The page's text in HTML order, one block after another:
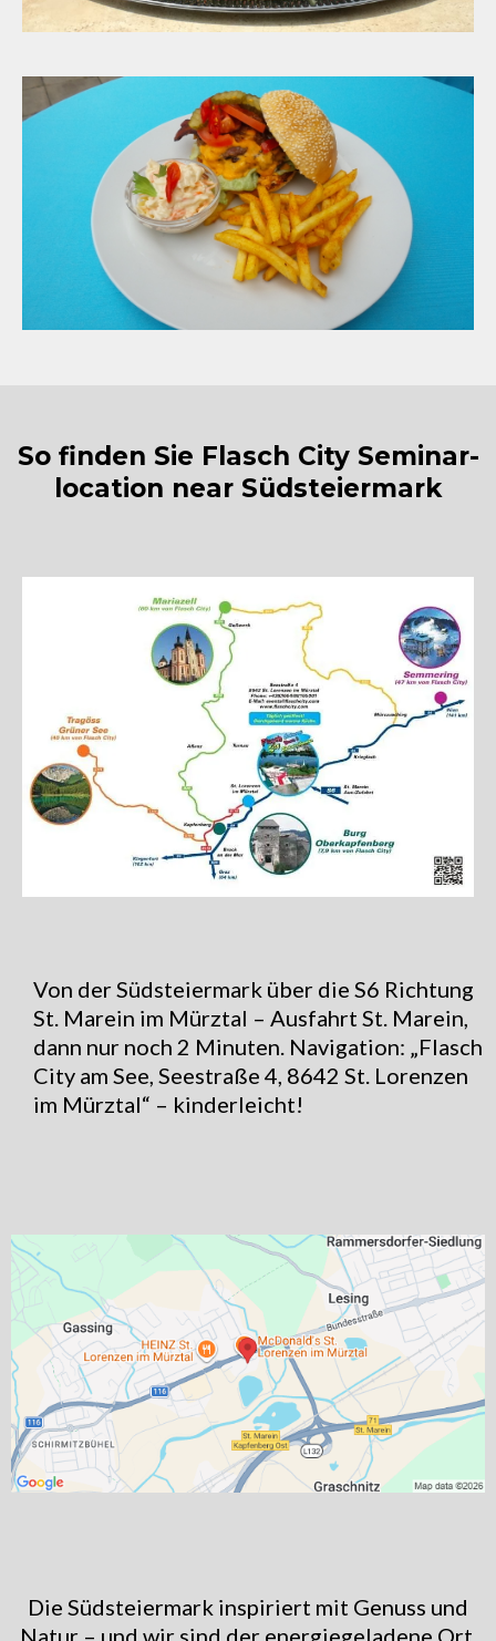
So finden Sie Flasch City Seminar-
location near Südsteiermark
Von der Südsteiermark über die S6 Richtung
St. Marein im Mürztal – Ausfahrt St. Marein,
dann nur noch 2 Minuten. Navigation: „Flasch
City am See, Seestraße 4, 8642 St. Lorenzen
im Mürztal“ – kinderleicht!
Die Südsteiermark inspiriert mit Genuss und